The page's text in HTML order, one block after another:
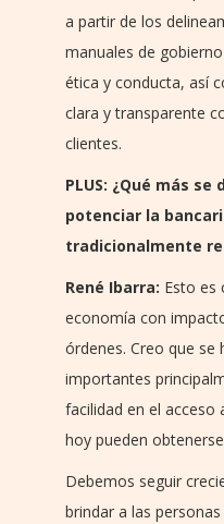
a partir de los
manuales de
ética y conducta, así
clara y transparente
clientes.
PLUS: ¿Qué más
potenciar la
tradicionalmente
René Ibarra: Esto es
economía con
órdenes. Creo que se
importantes
facilidad en el acceso
hoy pueden
Debemos seguir
brindar a las